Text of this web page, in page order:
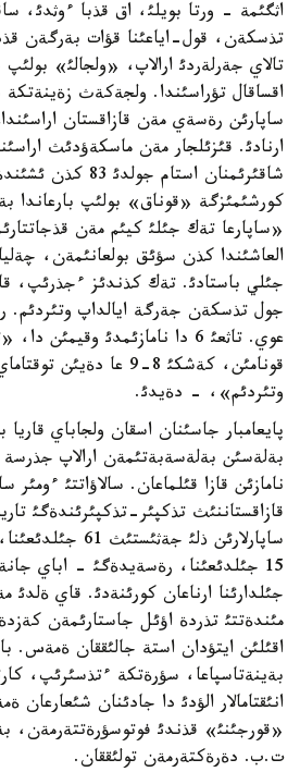
اثگئمة - ورتا بويلئ، اق قذبا ءوثدئ،
تذسكةن، قول-اياعئنا قؤات بةرگةن
تالاي جةرلةردئ ارالاپ، «ولجالئ»
اقساقال تؤراسئندا. ولجةكةث زةينةتكة
ساپارئن رةسةي مةن قازاقستان
ارنادئ. قئزئلجار مةن ماسكةؤدئث
شاقئرئمنان استام
كورشئمئزگة «قوناق» بولئپ بارعاندا
«ساپارعا تةك جئلئ كيئم مةن
العاشئندا كذن سؤئق بولعانئمةن،
جئلي باستادئ. تةك كذندئز ءجذرئپ،
جول تذسكةن جةرگة ايالداپ وتئردئم.
عوي. تاثعئ 6 دا نامازئمدئ وقيمئن
قونامئن، كةشكئ 8-9 عا
وتئردئم»، - دةيدئ.
پايعامبار جاسئنان اسقان ولجاباي
بةلةسئن بةلةسةبةتئمةن ارالاپ
نامازئن قازا قئلماعان. سالاؤاتتئ ءومئر
قازاقستاننئث تذكپئر-تذكپئرئندةگئ
ساپارلارئن ذلئ
15 جئلدئعئنا، رةسةيدةگئ - اباي
جئلدارئنا ارناعان كورئنةدئ. قاي ةلدئ
مئندةتتئ تذردة اؤئل جاستارئمةن
اقئلئن ايتؤدان استة جالئققان ةمةس.
بةينةتاسپاعا، سؤرةتكة ءتذسئرئپ،
انئقتامالار الؤدئ دا جادئنان
«قورجئنئ» قذندئ فوتوسؤرةتتةرمةن،
ت.ب. دةرةكتةرمةن تولئققان.